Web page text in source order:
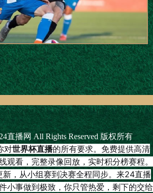
直播网 All Rights Reserved 版权所有
对世界杯直播的所有要求。免费提供高清
观看，完整录像回放，实时积分榜赛程。
，从小组赛到决赛全程同步。来24直播
小事做到极致，你只管热爱，剩下的交给